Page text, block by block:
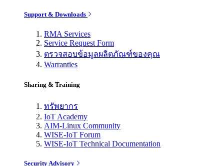
Support & Downloads
RMA Services
Service Request Form
ตรวจสอบข้อมูลผลิตภัณฑ์ของคุณ
Warranties
Sharing & Training
ทรัพยากร
IoT Academy
AIM-Linux Community
WISE-IoT Forum
WISE-IoT Technical Documentation
Security Advisory